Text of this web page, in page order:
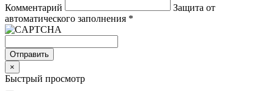
Комментарий
Защита от
автоматического заполнения *
Отправить
×
Быстрый просмотр